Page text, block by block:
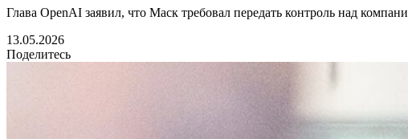
Глава OpenAI заявил, что Маск требовал передать контроль над
13.05.2026
Поделитесь